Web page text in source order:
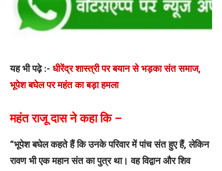
यह भी पढ़े :- धीरेंद्र शास्त्री पर बयान से भड़का संत समाज,
भूपेश बघेल पर महंत का बड़ा हमला
महंत राजू दास ने कहा कि –
“भूपेश बघेल कहते हैं कि उनके परिवार में पांच संत हुए हैं, लेकिन
रावण भी एक महान संत का पुत्र था। वह विद्वान और शिव